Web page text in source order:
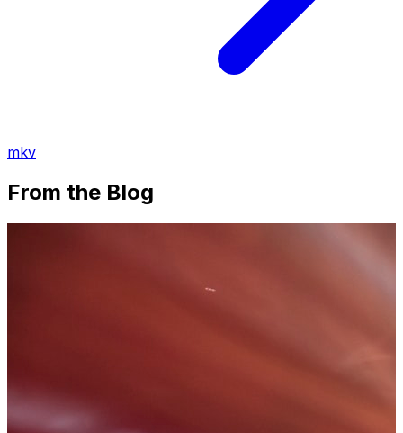
mkv
From the Blog